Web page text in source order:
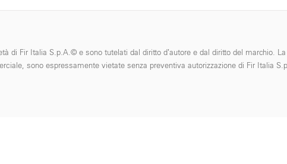
Fir Italia S.p.A.© e sono tutelati dal diritto d’autore e dal diritto del marchio. La
sono espressamente vietate senza preventiva autorizzazione di Fir Italia